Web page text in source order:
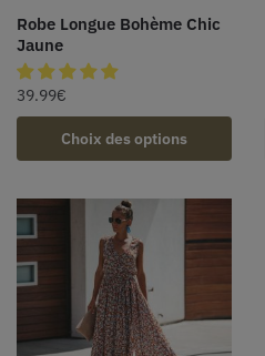
Robe Longue Bohème Chic
Jaune
39.99€
Choix des options